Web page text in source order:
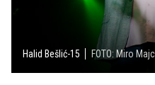
Halid Bešlić-15 FOTO: Miro